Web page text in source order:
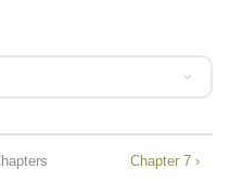
Chapter 7 ›